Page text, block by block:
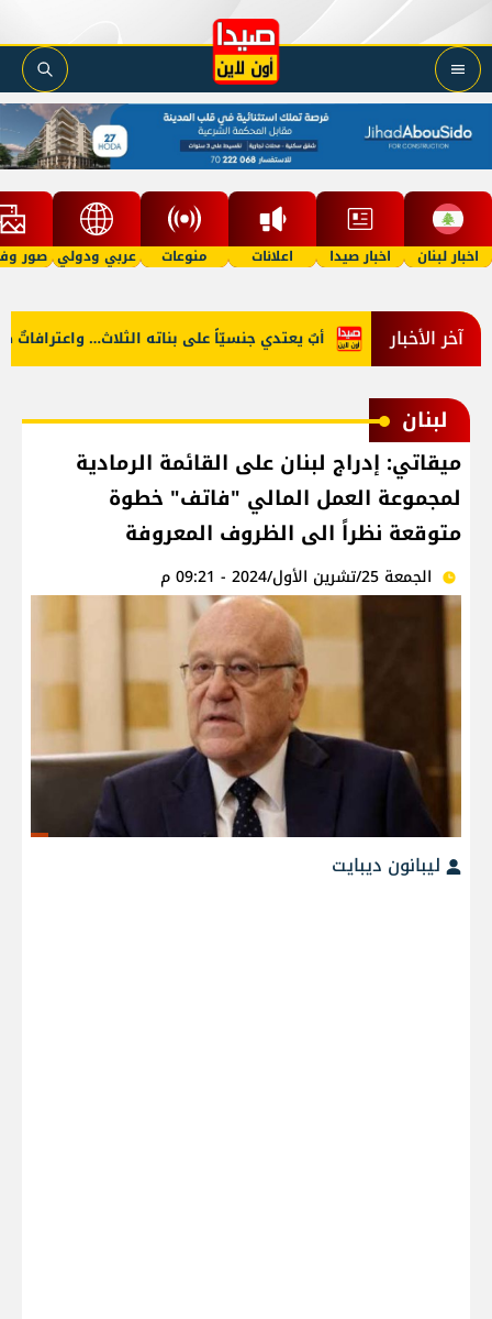
اخبار لبنان اخبار صيدا اعلانات منوعات عربي ودولي صور
آخر الأخبار أبٌ يعتدي جنسيّاً على بناته الثلاث… واعترافاتٌ البنزين؟
لبنان
ميقاتي: إدراج لبنان على القائمة الرمادية
لمجموعة العمل المالي "فاتف" خطوة
متوقعة نظراً الى الظروف المعروفة
الجمعة 25/تشرين الأول/2024 - 09:21 م
ليبانون ديبايت